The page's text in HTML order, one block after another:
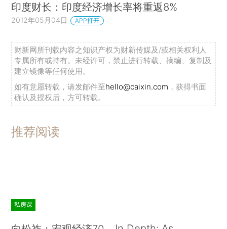
印度财长：印度经济增长率将重返8%
2012年05月04日 APP打开
财新网所刊载内容之知识产权为财新传媒及/或相关权利人
专属所有或持有。未经许可，禁止进行转载、摘编、复制及
建立镜像等任何使用。
如有意愿转载，请发邮件至hello@caixin.com ，获得书面
确认及授权后，方可转载。
推荐阅读
私房课